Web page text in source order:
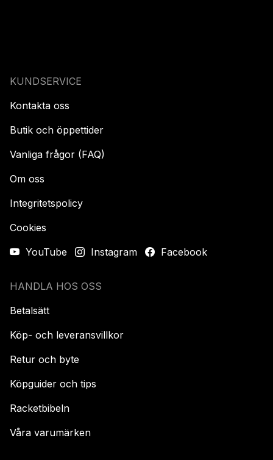
KUNDSERVICE
Kontakta oss
Butik och öppettider
Vanliga frågor (FAQ)
Om oss
Integritetspolicy
Cookies
YouTube
Instagram Facebook
HANDLA HOS OSS
Betalsätt
Köp- och leveransvillkor
Retur och byte
Köpguider och tips
Racketbibeln
Våra varumärken